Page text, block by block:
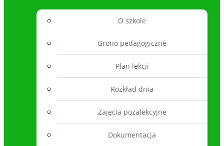
O szkole
Grono pedagogiczne
Plan lekcji
Rozkład dnia
Zajęcia pozalekcyjne
Dokumentacja